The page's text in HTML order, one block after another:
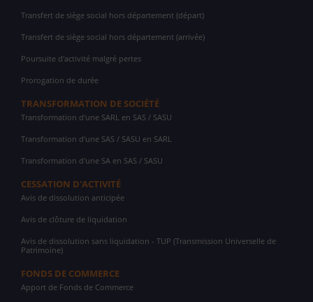
Transfert de siège social hors département (départ)
Transfert de siège social hors département (arrivée)
Poursuite d'activité malgré pertes
Prorogation de durée
TRANSFORMATION DE SOCIÉTÉ
Transformation d'une SARL en SAS / SASU
Transformation d'une SAS / SASU en SARL
Transformation d'une SA en SAS / SASU
CESSATION D'ACTIVITÉ
Avis de dissolution anticipée
Avis de clôture de liquidation
Avis de dissolution sans liquidation - TUP (Transmission Universelle de
Patrimoine)
FONDS DE COMMERCE
Apport de Fonds de Commerce